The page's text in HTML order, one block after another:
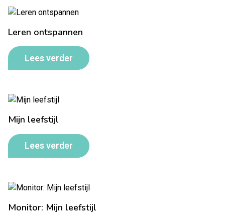
Leren ontspannen
Lees verder
Mijn leefstijl
Lees verder
Monitor: Mijn leefstijl